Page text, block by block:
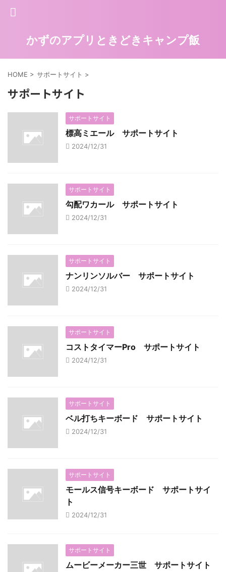
かずのアプリときどきキャンプ飯
HOME > サポートサイト >
サポートサイト
サポートサイト
標高ミエール サポートサイト
2024/12/31
サポートサイト
勾配ワカール サポートサイト
2024/12/31
サポートサイト
ナンリンソルバー サポートサイト
2024/12/31
サポートサイト
コストタイマーPro サポートサイト
2024/12/31
サポートサイト
ベル打ちキーボード サポートサイト
2024/12/31
サポートサイト
モールス信号キーボード サポートサイ
ト
2024/12/31
サポートサイト
ムービーメーカー三世 サポートサイト